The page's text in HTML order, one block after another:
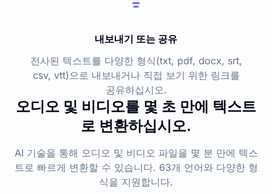
내보내기 또는 공유
전사된 텍스트를 다양한 형식(txt, pdf, docx, srt,
csv, vtt)으로 내보내거나 직접 보기 위한 링크를
공유하십시오.
오디오 및 비디오를 몇 초 만에 텍스트
로 변환하십시오.
AI 기술을 통해 오디오 및 비디오 파일을 몇 분 만에 텍스
트로 빠르게 변환할 수 있습니다. 63개 언어와 다양한 형
식을 지원합니다.